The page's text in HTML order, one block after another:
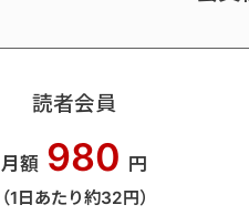
読者会員
月額 980 円
（1日あたり約32円）